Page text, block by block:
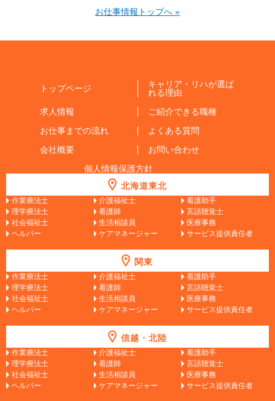
お仕事情報トップへ »
トップページ
キャリア・リハが選ば
れる理由
求人情報
ご紹介できる職種
お仕事までの流れ
よくある質問
会社概要
お問い合わせ
個人情報保護方針
北海道東北
作業療法士 介護福祉士
看護助手
理学療法士
看護師
言語聴覚士
社会福祉士
生活相談員
医療事務
ヘルパー
ケアマネージャー サービス提供責任者
関東
作業療法士 介護福祉士
看護助手
理学療法士
看護師
言語聴覚士
社会福祉士
生活相談員
医療事務
ヘルパー
ケアマネージャー サービス提供責任者
信越・北陸
作業療法士 介護福祉士
看護助手
理学療法士
看護師
言語聴覚士
社会福祉士
生活相談員
医療事務
ヘルパー
ケアマネージャー サービス提供責任者